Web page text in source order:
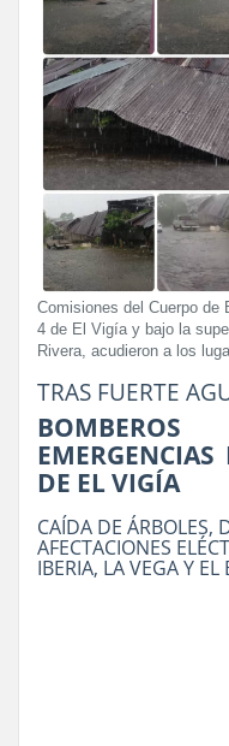
Comisiones del Cuerpo de
4 de El Vigía y bajo la
Rivera, acudieron a los
TRAS FUERTE
DE EL VIGÍA
CAÍDA DE ÁRBOLES,
AFECTACIONES
IBERIA, LA VEGA Y EL